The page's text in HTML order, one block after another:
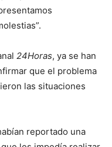
24Horas, ya se han
que el problema
las situaciones
reportado una